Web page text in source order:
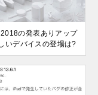
の発表ありアップ
いデバイスの登場は?